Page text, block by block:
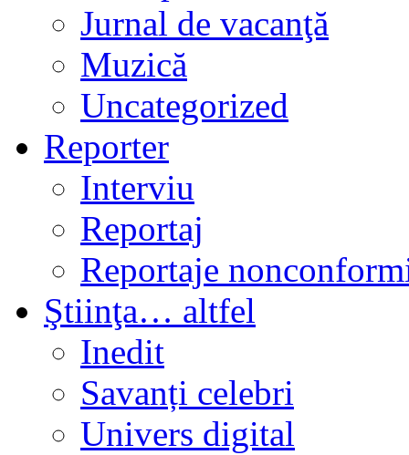
Jurnal de vacanţă
Muzică
Uncategorized
Reporter
Interviu
Reportaj
Reportaje
Ştiinţa… altfel
Inedit
Savanți celebri
Univers digital